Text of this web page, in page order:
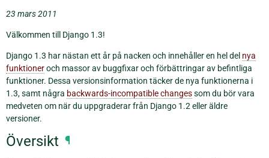
23 mars 2011
Välkommen till Django 1.3!
Django 1.3 har nästan ett år på nacken och innehåller en hel del nya
funktioneroch massor av buggfixar och förbättringar av befintliga
funktioner. Dessa versionsinformation täcker de nya funktionerna i
1.3, samt några backwards-incompatible changessom du bör vara
medveten om när du uppgraderar från Django 1.2 eller äldre
versioner.
Översikt ¶